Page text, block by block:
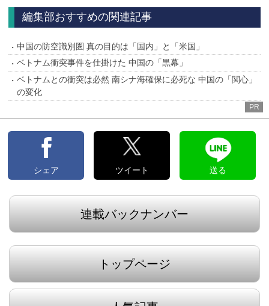
へ
へ
編集部おすすめの関連記事
中国の防空識別圏 真の目的は「国内」と「米国」
ベトナム衝突事件を仕掛けた 中国の「黒幕」
ベトナムとの衝突は必然 南シナ海確保に必死な 中国の「関心」
の変化
PR
シェア ツイート 送る
連載バックナンバー
トップページ